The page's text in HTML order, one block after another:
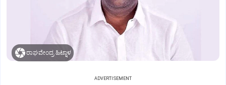
ರಾಘವೇಂದ್ರ ಹಿಟ್ನಾಳ
ADVERTISEMENT